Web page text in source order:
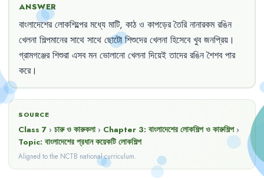
ANSWER
বাংলাদেশের লোকশিল্পের মধ্যে মাটি, কাঠ ও কাপড়ের তৈরি নানারকম রঙিন
খেলনা শিল্পমানের সাথে সাথে ছোটো শিশুদের খেলনা হিসেবে খুব জনপ্রিয়।
গ্রামগঞ্জের শিশুরা এসব মন ভোলানো খেলনা দিয়েই তাদের রঙিন শৈশব পার
করে।
SOURCE
Class 7 › চারু ও কারুকলা › Chapter 3: বাংলাদেশের লোকশিল্প ও কারুশিল্প ›
Topic: বাংলাদেশের প্রধান কয়েকটি লোকশিল্প
Aligned to the NCTB national curriculum.